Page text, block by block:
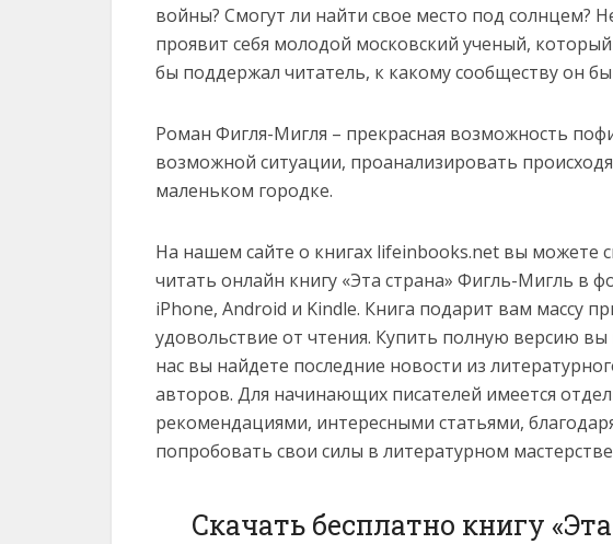
войны? Смогут ли найти свое место под солнцем?
проявит себя молодой московский ученый,
бы поддержал читатель, к какому сообществу он
Роман Фигля-Мигля – прекрасная возможность
возможной ситуации, проанализировать
маленьком городке.
На нашем сайте о книгах lifeinbooks.net вы можете
читать онлайн книгу «Эта страна» Фигль-Мигль в
iPhone, Android и Kindle. Книга подарит вам массу
удовольствие от чтения. Купить полную версию
нас вы найдете последние новости из
авторов. Для начинающих писателей имеется
рекомендациями, интересными статьями,
попробовать свои силы в литературном
Скачать бесплатно книгу